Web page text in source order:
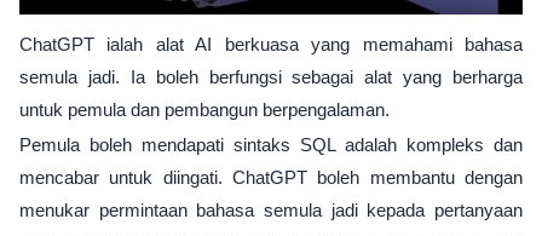
ChatGPT ialah alat AI berkuasa yang memahami bahasa
semula jadi. Ia boleh berfungsi sebagai alat yang berharga
untuk pemula dan pembangun berpengalaman.
Pemula boleh mendapati sintaks SQL adalah kompleks dan
mencabar untuk diingati. ChatGPT boleh membantu dengan
menukar permintaan bahasa semula jadi kepada pertanyaan